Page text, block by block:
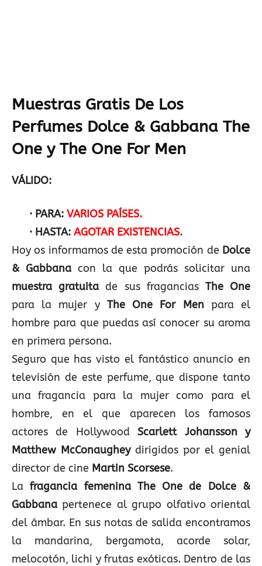
Muestras Gratis De Los
Perfumes Dolce & Gabbana The
One y The One For Men
VÁLIDO:
· PARA: VARIOS PAÍSES.
· HASTA: AGOTAR EXISTENCIAS.
Hoy os informamos de esta promoción de Dolce
& Gabbana con la que podrás solicitar una
muestra gratuita de sus fragancias The One
para la mujer y The One For Men para el
hombre para que puedas así conocer su aroma
en primera persona.
Seguro que has visto el fantástico anuncio en
televisión de este perfume, que dispone tanto
una fragancia para la mujer como para el
hombre, en el que aparecen los famosos
actores de HollywoodScarlett Johansson y
Matthew McConaugheydirigidos por el genial
director de cine Martin Scorsese.
Lafragancia femenina The One de Dolce &
Gabbana pertenece al grupo olfativo oriental
del ámbar. En sus notas de salida encontramos
la mandarina, bergamota, acorde solar,
melocotón, lichi y frutas exóticas. Dentro de las